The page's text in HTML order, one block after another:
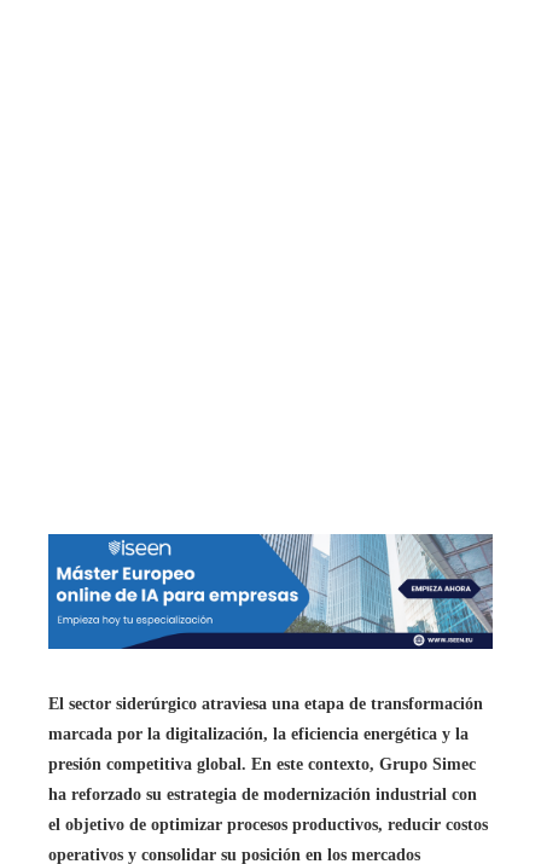
El sector siderúrgico atraviesa una etapa de transformación
marcada por la digitalización, la eficiencia energética y la
presión competitiva global. En este contexto, Grupo Simec
ha reforzado su estrategia de modernización industrial con
el objetivo de optimizar procesos productivos, reducir costos
operativos y consolidar su posición en los mercados